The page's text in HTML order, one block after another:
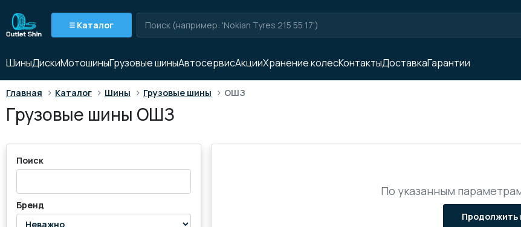
Каталог
ШиныДискиМотошиныГрузовые шиныАвтосервисАкцииХранение колесКонтактыДоставкаГарантии
Главная > Каталог > Шины > Грузовые шины > ОШЗ
Грузовые шины ОШЗ
Поиск
Бренд
По указанным
Продолжить